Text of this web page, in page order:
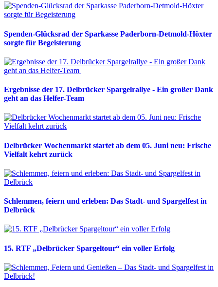
Spenden-Glücksrad der Sparkasse Paderborn-Detmold-Höxter
sorgte für Begeisterung
Ergebnisse der 17. Delbrücker Spargelrallye - Ein großer Dank
geht an das Helfer-Team
Delbrücker Wochenmarkt startet ab dem 05. Juni neu: Frische
Vielfalt kehrt zurück
Schlemmen, feiern und erleben: Das Stadt- und Spargelfest in
Delbrück
15. RTF „Delbrücker Spargeltour“ ein voller Erfolg